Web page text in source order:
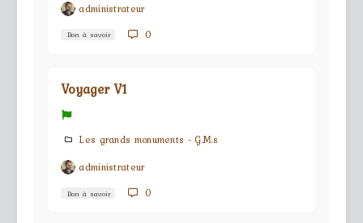
administrateur
Bon à savoir 0
Voyager V1
Les grands monuments - G.M.s
administrateur
Bon à savoir 0